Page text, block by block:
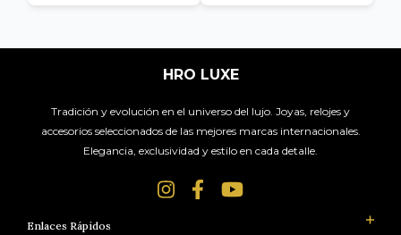
HRO LUXE
Tradición y evolución en el universo del lujo. Joyas, relojes y
accesorios seleccionados de las mejores marcas internacionales.
Elegancia, exclusividad y estilo en cada detalle.
Enlaces Rápidos